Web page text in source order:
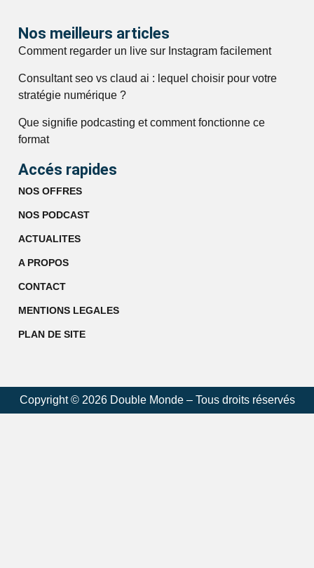
Nos meilleurs articles
Comment regarder un live sur Instagram facilement
Consultant seo vs claud ai : lequel choisir pour votre
stratégie numérique ?
Que signifie podcasting et comment fonctionne ce
format
Accés rapides
NOS OFFRES
NOS PODCAST
ACTUALITES
A PROPOS
CONTACT
MENTIONS LEGALES
PLAN DE SITE
Copyright © 2026 Double Monde – Tous droits réservés